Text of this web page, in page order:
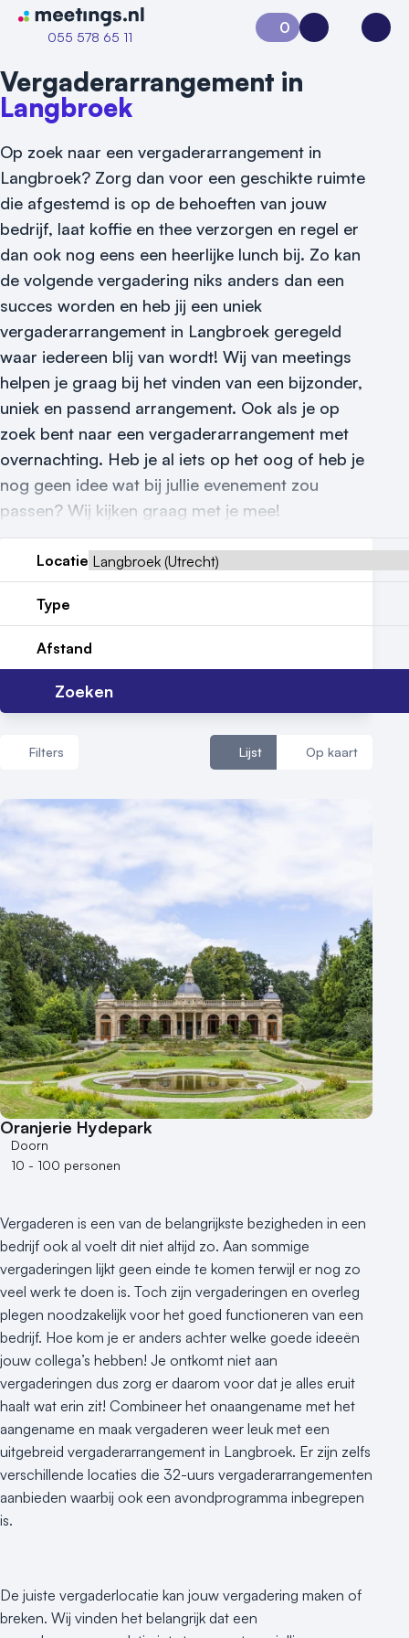
Naar home van Meetings
055 578 65 11
Vraag locatie aan
Locatiegids
Meld locatie aan
Nieuws
Reviews (5⭐️)
Contact
0
Aanvraag 0Inloggen
Vergaderarrangement in
Langbroek
Op zoek naar een vergaderarrangement in
Langbroek? Zorg dan voor een geschikte ruimte
die afgestemd is op de behoeften van jouw
bedrijf, laat koffie en thee verzorgen en regel er
dan ook nog eens een heerlijke lunch bij. Zo kan
de volgende vergadering niks anders dan een
succes worden en heb jij een uniek
vergaderarrangement in Langbroek geregeld
waar iedereen blij van wordt! Wij van meetings
helpen je graag bij het vinden van een bijzonder,
uniek en passend arrangement. Ook als je op
zoek bent naar een vergaderarrangement met
overnachting. Heb je al iets op het oog of heb je
nog geen idee wat bij jullie evenement zou
passen? Wij kijken graag met je mee!
Locatie
Type
Afstand
Zoeken
Filters Lijst Op kaart
Aantal zalen
1 - 5 zalen
10 of meer zalen
Aantal personen
1 - 50 personen
50 - 100 personen
100 - 250 personen
250 - 500 personen
500+ personen
Bijzondere locaties
Buitenlocatie
Duurzame locatie
Hotel
Hybride events
Industriële locatie
Kasteel en landgoed
Kleine / intieme locatie
Locaties aan zee
Museum
Theater
Varende locatie
Oranjerie Hydepark
Doorn
10 - 100 personen
Vergaderen is een van de belangrijkste bezigheden in een
bedrijf ook al voelt dit niet altijd zo. Aan sommige
vergaderingen lijkt geen einde te komen terwijl er nog zo
veel werk te doen is. Toch zijn vergaderingen en overleg
plegen noodzakelijk voor het goed functioneren van een
bedrijf. Hoe kom je er anders achter welke goede ideeën
jouw collega’s hebben! Je ontkomt niet aan
vergaderingen dus zorg er daarom voor dat je alles eruit
haalt wat erin zit! Combineer het onaangename met het
aangename en maak vergaderen weer leuk met een
uitgebreid vergaderarrangement in Langbroek. Er zijn zelfs
verschillende locaties die 32-uurs vergaderarrangementen
aanbieden waarbij ook een avondprogramma inbegrepen
is.
De juiste vergaderlocatie kan jouw vergadering maken of
breken. Wij vinden het belangrijk dat een